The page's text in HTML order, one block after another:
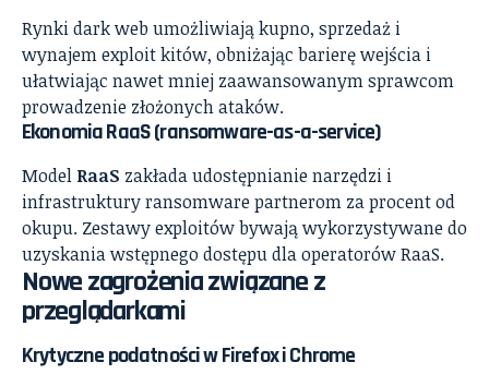
Rynki dark web umożliwiają kupno, sprzedaż i
wynajem exploit kitów, obniżając barierę wejścia i
ułatwiając nawet mniej zaawansowanym sprawcom
prowadzenie złożonych ataków.
Ekonomia RaaS (ransomware-as-a-service)
Model RaaS zakłada udostępnianie narzędzi i
infrastruktury ransomware partnerom za procent od
okupu. Zestawy exploitów bywają wykorzystywane do
uzyskania wstępnego dostępu dla operatorów RaaS.
Nowe zagrożenia związane z
przeglądarkami
Krytyczne podatności w Firefox i Chrome